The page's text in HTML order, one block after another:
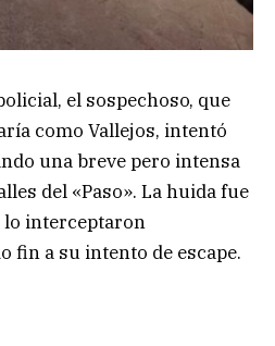
el sospechoso, que
como Vallejos, intentó
una breve pero intensa
del «Paso». La huida fue
lo interceptaron
fin a su intento de escape.